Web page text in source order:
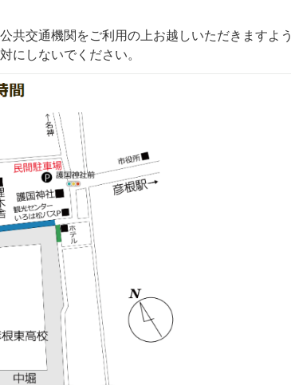
共交通機関をご利用の上お越しいただきますよう
にしないでください。